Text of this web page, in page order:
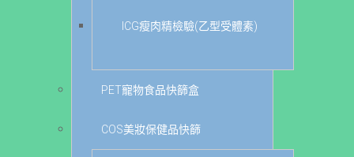
ICG瘦肉精檢驗(乙型受體素)
PET寵物食品快篩盒
COS美妝保健品快篩